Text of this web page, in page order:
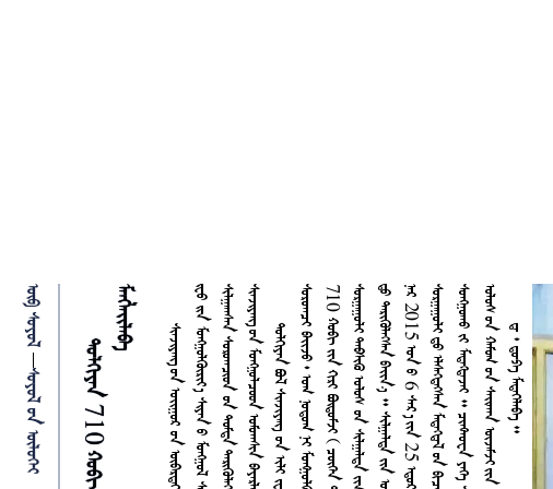
 

 


    